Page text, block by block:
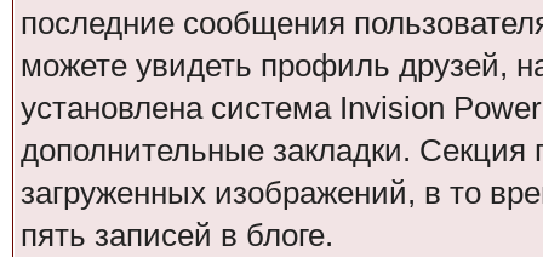
последние сообщения
можете увидеть профиль друзей,
установлена система Invision
дополнительные закладки. Секция
загруженных изображений, в то
пять записей в блоге.